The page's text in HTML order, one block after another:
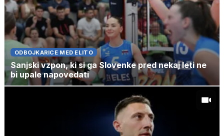
ODBOJKARICE MED ELITO
Sanjski vzpon, ki si ga Slovenke pred nekaj leti ne
bi upale napovedati